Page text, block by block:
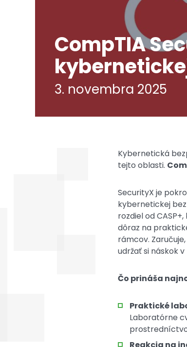
CompTIA
3. novembra 2025
Kybernetická
tejto oblasti.
SecurityX je
kybernetickej
rozdiel od
dôraz na
rámcov.
udržať si náskok
Čo prináša
Praktické
Laboratórne